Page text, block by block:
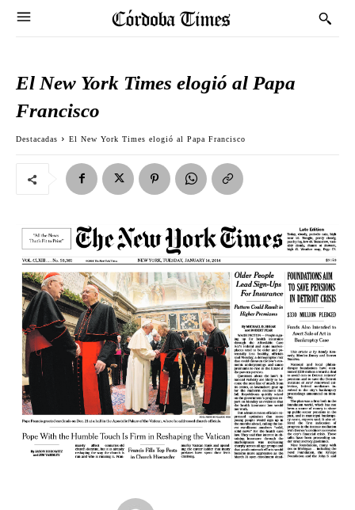
El New York Times elogió al Papa
Francisco
Destacadas El New York Times elogió al Papa Francisco